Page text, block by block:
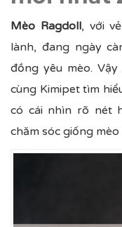
Mèo Ragdoll, với
lành, đang ngày
đồng yêu mèo. Vậy
cùng Kimipet tìm
có cái nhìn rõ nét
chăm sóc giống